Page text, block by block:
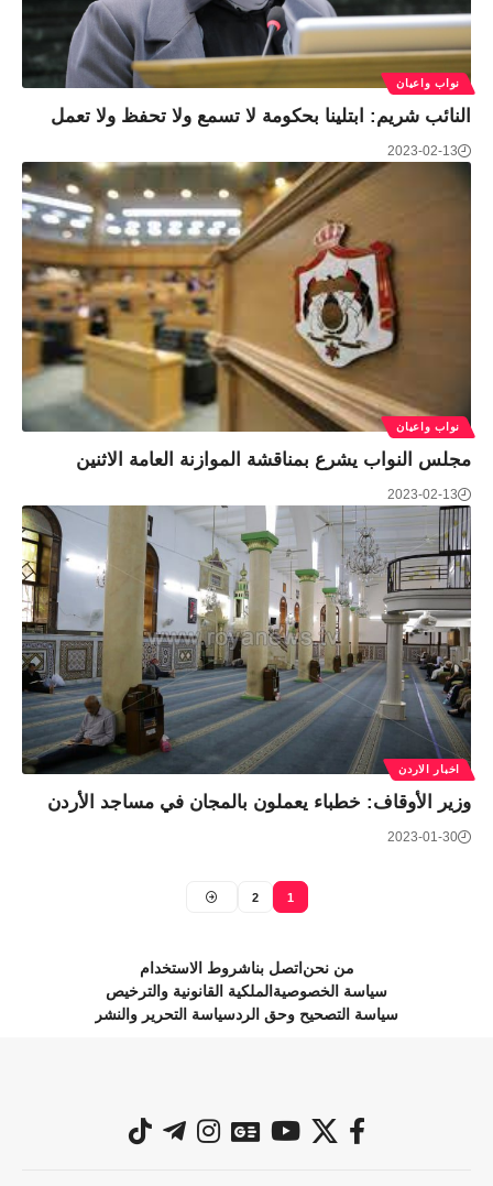
نواب واعيان
النائب شريم: ابتلينا بحكومة لا تسمع ولا تحفظ ولا تعمل
2023-02-13
نواب واعيان
مجلس النواب يشرع بمناقشة الموازنة العامة الاثنين
2023-02-13
اخبار الاردن
وزير الأوقاف: خطباء يعملون بالمجان في مساجد الأردن
2023-01-30
1
2
من نحن اتصل بناشروط الاستخدام
سياسة الخصوصية الملكية القانونية والترخيص
سياسة التصحيح وحق الردسياسة التحرير والنشر